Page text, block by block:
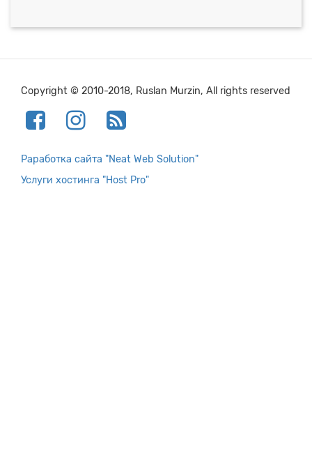
Copyright © 2010-2018, Ruslan Murzin, All rights reserved
Раработка сайта "Neat Web Solution"
Услуги хостинга "Host Pro"